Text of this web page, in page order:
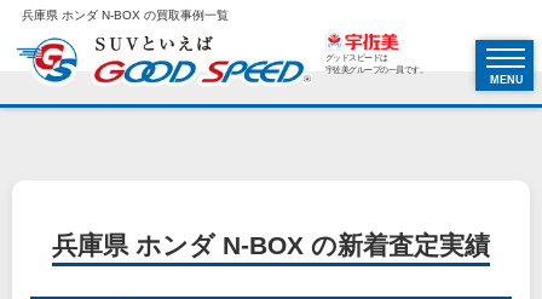
兵庫県 ホンダ N-BOX の買取事例一覧
グッドスピードは
宇佐美グループの一員です。
MENU
兵庫県 ホンダ N-BOX の新着査定実績